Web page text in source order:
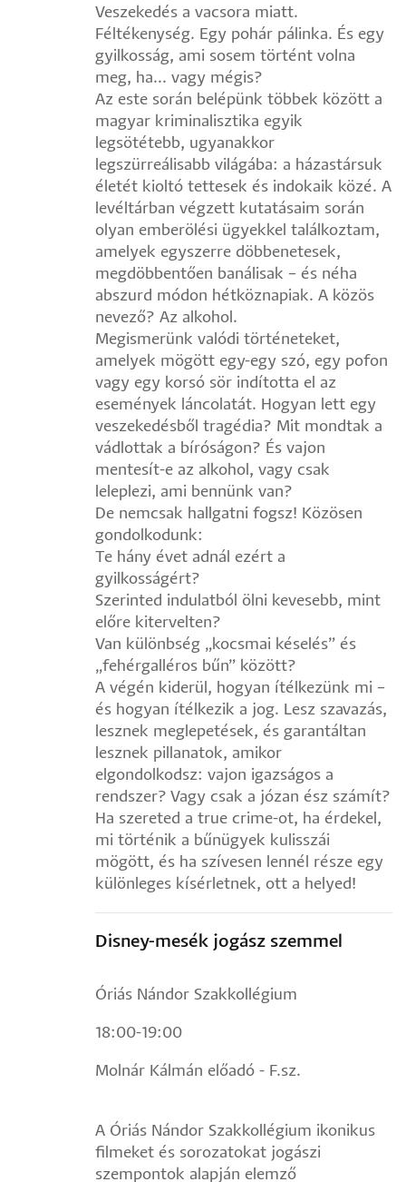
Veszekedés a vacsora miatt.
Féltékenység. Egy pohár pálinka. És egy
gyilkosság, ami sosem történt volna
meg, ha... vagy mégis?
Az este során belépünk többek között a
magyar kriminalisztika egyik
legsötétebb, ugyanakkor
legszürreálisabb világába: a házastársuk
életét kioltó tettesek és indokaik közé. A
levéltárban végzett kutatásaim során
olyan emberölési ügyekkel találkoztam,
amelyek egyszerre döbbenetesek,
megdöbbentően banálisak – és néha
abszurd módon hétköznapiak. A közös
nevező? Az alkohol.
Megismerünk valódi történeteket,
amelyek mögött egy-egy szó, egy pofon
vagy egy korsó sör indította el az
események láncolatát. Hogyan lett egy
veszekedésből tragédia? Mit mondtak a
vádlottak a bíróságon? És vajon
mentesít-e az alkohol, vagy csak
leleplezi, ami bennünk van?
De nemcsak hallgatni fogsz! Közösen
gondolkodunk:
Te hány évet adnál ezért a
gyilkosságért?
Szerinted indulatból ölni kevesebb, mint
előre kitervelten?
Van különbség „kocsmai késelés” és
„fehérgalléros bűn” között?
A végén kiderül, hogyan ítélkezünk mi –
és hogyan ítélkezik a jog. Lesz szavazás,
lesznek meglepetések, és garantáltan
lesznek pillanatok, amikor
elgondolkodsz: vajon igazságos a
rendszer? Vagy csak a józan ész számít?
Ha szereted a true crime-ot, ha érdekel,
mi történik a bűnügyek kulisszái
mögött, és ha szívesen lennél része egy
különleges kísérletnek, ott a helyed!
Disney-mesék jogász szemmel
Óriás Nándor Szakkollégium
18:00-19:00
Molnár Kálmán előadó - F.sz.
A Óriás Nándor Szakkollégium ikonikus
filmeket és sorozatokat jogászi
szempontok alapján elemző